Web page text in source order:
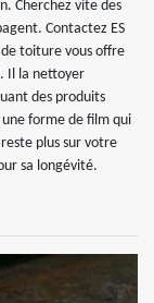
Cherchez vite des
Contactez ES
toiture vous offre
Il la nettoyer
des produits
forme de film qui
plus sur votre
sa longévité.